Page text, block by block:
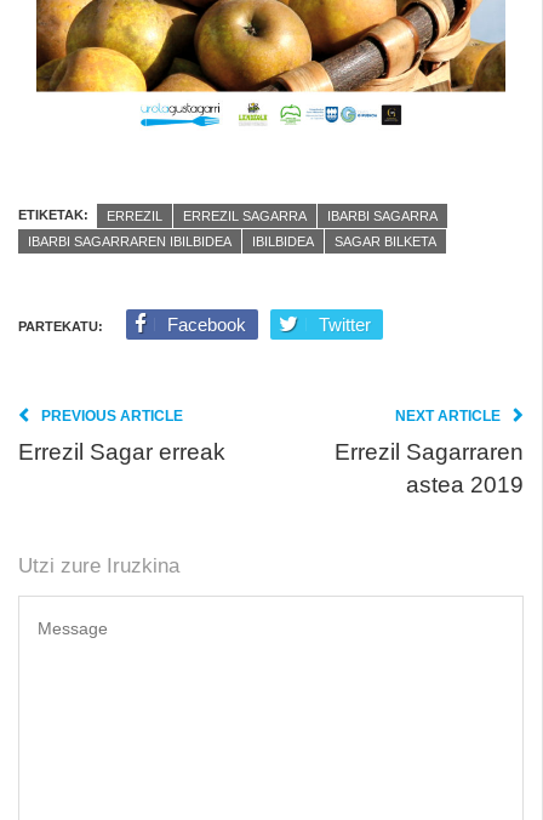
ETIKETAK: ERREZIL ERREZIL SAGARRA
IBARBI SAGARRA
IBARBI SAGARRAREN IBILBIDEA
IBILBIDEA SAGAR BILKETA
PARTEKATU: Facebook Twitter
PREVIOUS ARTICLE
Errezil Sagar erreak
NEXT ARTICLE
Errezil Sagarraren
astea 2019
Utzi zure Iruzkina